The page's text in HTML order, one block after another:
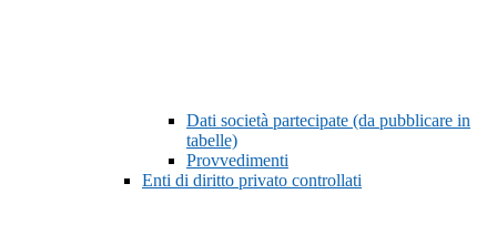
Dati società partecipate (da pubblicare in
tabelle)
Provvedimenti
Enti di diritto privato controllati